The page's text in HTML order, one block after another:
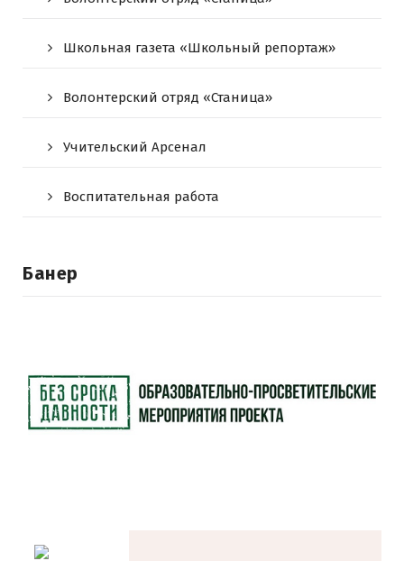
Школьная газета «Школьный репортаж»
Волонтерский отряд «Станица»
Учительский Арсенал
Воспитательная работа
Банер